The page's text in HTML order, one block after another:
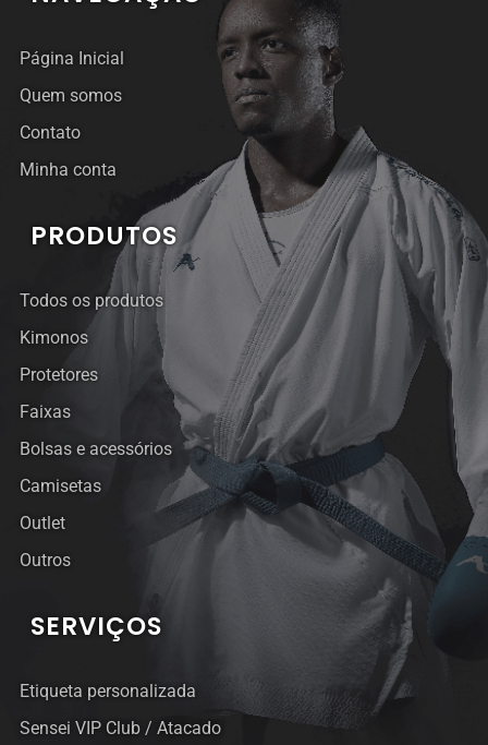
Página Inicial
Quem somos
Contato
Minha conta
PRODUTOS
Todos os produtos
Kimonos
Protetores
Faixas
Bolsas e acessórios
Camisetas
Outlet
Outros
SERVIÇOS
Etiqueta personalizada
Sensei VIP Club / Atacado